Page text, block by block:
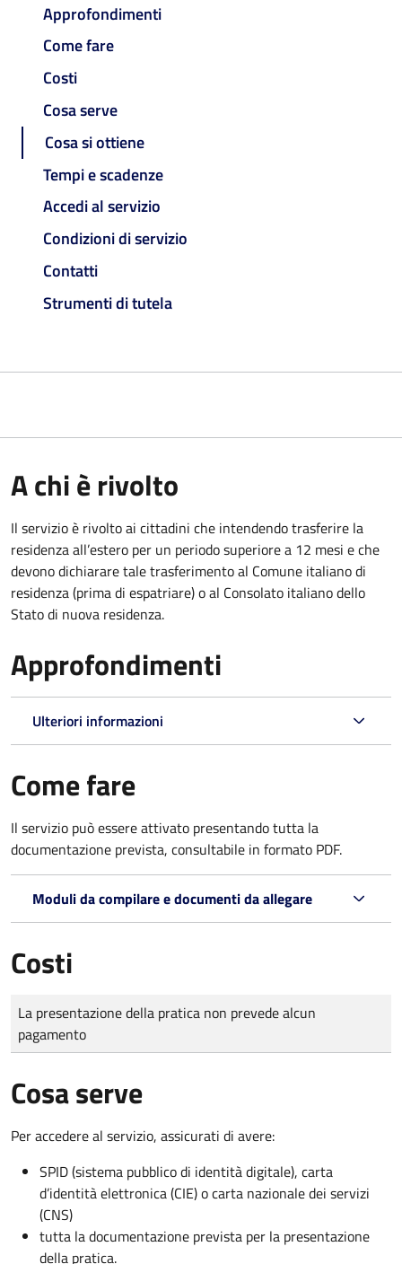
Approfondimenti
Come fare
Costi
Cosa serve
Cosa si ottiene
Tempi e scadenze
Accedi al servizio
Condizioni di servizio
Contatti
Strumenti di tutela
A chi è rivolto
Il servizio è rivolto ai cittadini che intendendo trasferire la
residenza all’estero per un periodo superiore a 12 mesi e che
devono dichiarare tale trasferimento al Comune italiano di
residenza (prima di espatriare) o al Consolato italiano dello
Stato di nuova residenza.
Approfondimenti
Ulteriori informazioni
Come fare
Il servizio può essere attivato presentando tutta la
documentazione prevista, consultabile in formato PDF.
Moduli da compilare e documenti da allegare
Costi
Tipo di pagamento
Importo
La presentazione della pratica non prevede alcun
pagamento
Cosa serve
Per accedere al servizio, assicurati di avere:
SPID (sistema pubblico di identità digitale), carta
d’identità elettronica (CIE) o carta nazionale dei servizi
(CNS)
tutta la documentazione prevista per la presentazione
della pratica.